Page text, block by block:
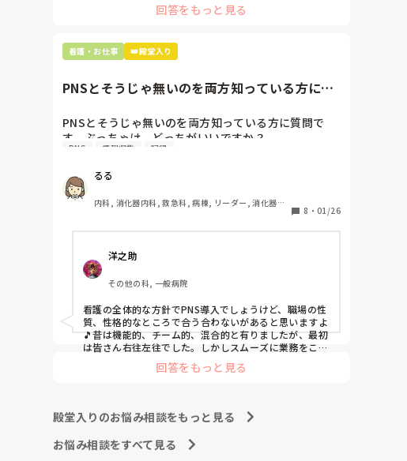
滅菌の種類とかも学校で習ったはずなのに
なんで頭回らなかったんだろう😭
市長さんは、
患者さんに迷惑かけたわけじゃないから大丈夫、
と慰めてくれましたが、、
自分が情けなくて情けなくて😭
こんなバカな私をせめて笑い飛ばしてください笑
と一緒に出しちゃったり。(これは問題か💦)
回答をもっと見る
看護・お仕事 👑殿堂入り
PNSとそうじゃ無いのを両方知っている方に質
PNSとそうじゃ無いのを両方知っている方に質問で
す。ぶっちゃけ、どっちがいいですか？
その後、PNSを廃止しました。
私は、そのPNSを廃止した病棟からまだPNSをやって
いる病棟に9月に異動してきました。
ぶっちゃけ、新人のレベルにかなりの差が出ているな
色々な病棟に入院したことのある患者さんも、「(私が
異動する前の病棟の方が)新人が患者から見てもよく動
けてたよ」と言っていました。
現病棟はPNSだけれども、結局は忙しくて、新人の面
倒を見てられず、清潔ケアや単純に点滴を繋げてくる
など、簡単な仕事しか新人にさせていませんでした。
PNSを廃止した病棟では、イベントは必ずと言ってい
いほど新人に担当させて、指導者やリーダーが責任持
って指導することで、新人ができることがどんどん増
患者14人とか受け持つことも当たり前な感じです。
朝の情報収集にも時間がかかり、結果、患者のことが
わからないという状況になります。新人も放置される
PNS 情報収集 記録
るる
内科, 消化器内科, 救急科, 病棟, リーダー, 消化器外
8 ・ 01/26
洋之助
その他の科, 一般病院
看護の全体的な方針でPNS導入でしょうけど、職場の性
質、性格的なところで合う合わないがあると思いますよ
🎵昔は機能的、チーム的、混合的と有りましたが、最初
は皆さん右往左往でした。しかしスムーズに業務をこな
してましたよ。勿論、指導する事も😉🆗✨でしたよ🎵ど
うしてもPNSの導入なら皆さんと意見交換を行うべきと
に業務をこなしている人もいます。意欲的でない新人も
昔からいますのでね🎵とどのつまり看護師が自分の仕事
で、昔は良かったよしか言えませんが、今と比べると個
回答をもっと見る
殿堂入りのお悩み相談をもっと見る
お悩み相談をすべて見る